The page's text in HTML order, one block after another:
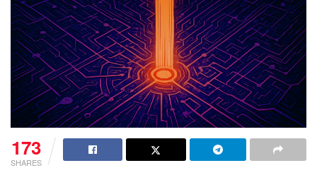
173
SHARES